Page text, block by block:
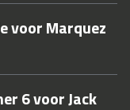
voor Marquez
6 voor Jack